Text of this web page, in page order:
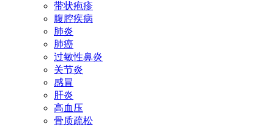
带状疱疹
腹腔疾病
肺炎
肺癌
过敏性鼻炎
关节炎
感冒
肝炎
高血压
骨质疏松